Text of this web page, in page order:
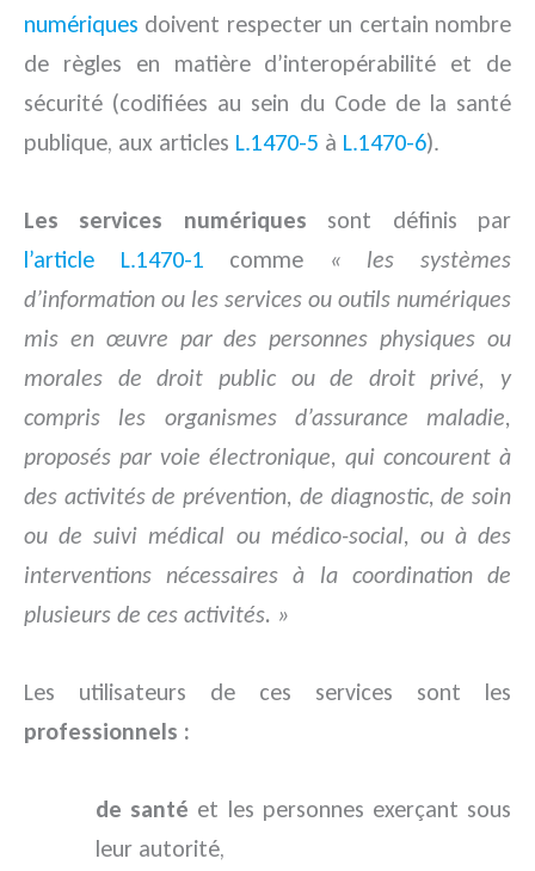
numériques doivent respecter un certain nombre
de règles en matière d’interopérabilité et de
sécurité (codifiées au sein du Code de la santé
publique, aux articles L.1470-5 à L.1470-6).
Les services numériques sont définis par
l’article L.1470-1 comme « les systèmes
d’information ou les services ou outils numériques
mis en œuvre par des personnes physiques ou
morales de droit public ou de droit privé, y
compris les organismes d’assurance maladie,
proposés par voie électronique, qui concourent à
des activités de prévention, de diagnostic, de soin
ou de suivi médical ou médico-social, ou à des
interventions nécessaires à la coordination de
plusieurs de ces activités. »
Les utilisateurs de ces services sont les
professionnels :
de santé et les personnes exerçant sous
leur autorité,